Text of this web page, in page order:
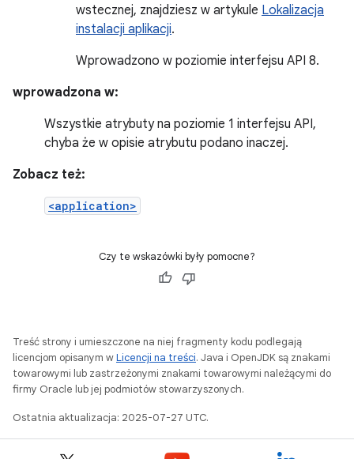
wstecznej, znajdziesz w artykule Lokalizacja
instalacji aplikacji.
Wprowadzono w poziomie interfejsu API 8.
wprowadzona w:
Wszystkie atrybuty na poziomie 1 interfejsu API,
chyba że w opisie atrybutu podano inaczej.
Zobacz też:
<application>
Czy te wskazówki były pomocne?
Treść strony i umieszczone na niej fragmenty kodu podlegają
licencjom opisanym wLicencji na treści. Java i OpenJDK są znakami
towarowymi lub zastrzeżonymi znakami towarowymi należącymi do
firmy Oracle lub jej podmiotów stowarzyszonych.
Ostatnia aktualizacja: 2025-07-27 UTC.